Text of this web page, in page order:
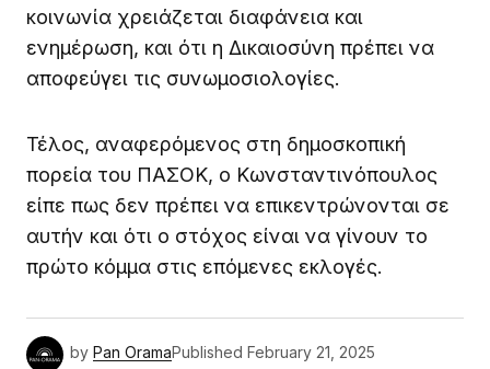
κοινωνία χρειάζεται διαφάνεια και
ενημέρωση, και ότι η Δικαιοσύνη πρέπει να
αποφεύγει τις συνωμοσιολογίες.
Τέλος, αναφερόμενος στη δημοσκοπική
πορεία του ΠΑΣΟΚ, ο Κωνσταντινόπουλος
είπε πως δεν πρέπει να επικεντρώνονται σε
αυτήν και ότι ο στόχος είναι να γίνουν το
πρώτο κόμμα στις επόμενες εκλογές.
by Pan OramaPublished February 21, 2025